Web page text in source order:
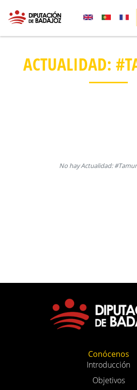
ACTUALIDAD:
No hay Actualidad:
Conócenos
Introducción
Objetivos